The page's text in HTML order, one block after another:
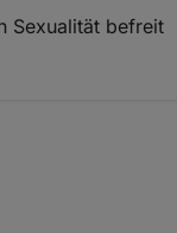
Sexualität befreit